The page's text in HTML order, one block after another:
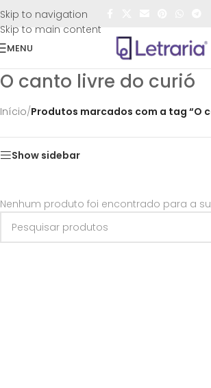
Skip to navigation
Skip to main content
FRETE GRÁTIS
MENU
O canto livre do curió
Início/Produtos marcados com a tag “O
Show sidebar
Nenhum produto foi encontrado para a